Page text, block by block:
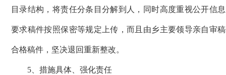
目录结构，将责任分条目分解到人，同时高度重视公开信
要求稿件按照保密等规定上传，而且由乡主要领导亲自审
合格稿件，坚决退回重新整改。
5、措施具体、强化责任